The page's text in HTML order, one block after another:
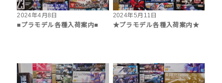
2024年4月8日
■プラモデル各種入荷案内■
2024年5月11日
★プラモデル各種入荷案内★